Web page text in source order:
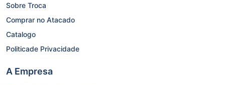
Sobre Troca
Comprar no Atacado
Catalogo
Politicade Privacidade
A Empresa